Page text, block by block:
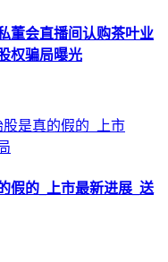
董会直播间认购茶叶业
权骗局曝光
假的_上市最新进展_送